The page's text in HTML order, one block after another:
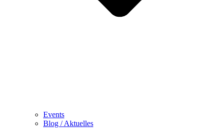
Events
Blog / Aktuelles